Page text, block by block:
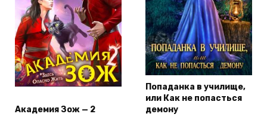
Академия Зож — 2
Попаданка в училище,
или Как не попасться
демону